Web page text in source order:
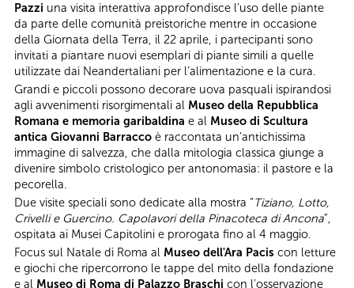
Pazzi una visita interattiva approfondisce l’uso delle piante
da parte delle comunità preistoriche mentre in occasione
della Giornata della Terra, il 22 aprile, i partecipanti sono
invitati a piantare nuovi esemplari di piante simili a quelle
utilizzate dai Neandertaliani per l’alimentazione e la cura.
Grandi e piccoli possono decorare uova pasquali ispirandosi
agli avvenimenti risorgimentali al Museo della Repubblica
Romana e memoria garibaldina e al Museo di Scultura
antica Giovanni Barracco è raccontata un’antichissima
immagine di salvezza, che dalla mitologia classica giunge a
divenire simbolo cristologico per antonomasia: il pastore e la
pecorella.
Due visite speciali sono dedicate alla mostra “Tiziano, Lotto,
Crivelli e Guercino. Capolavori della Pinacoteca di Ancona”,
ospitata ai Musei Capitolini e prorogata fino al 4 maggio.
Focus sul Natale di Roma al Museo dell'Ara Pacis con letture
e giochi che ripercorrono le tappe del mito della fondazione
e al Museo di Roma di Palazzo Braschi con l’osservazione